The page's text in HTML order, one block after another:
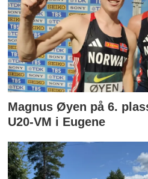
Magnus Øyen på 6.
U20-VM i Eugene